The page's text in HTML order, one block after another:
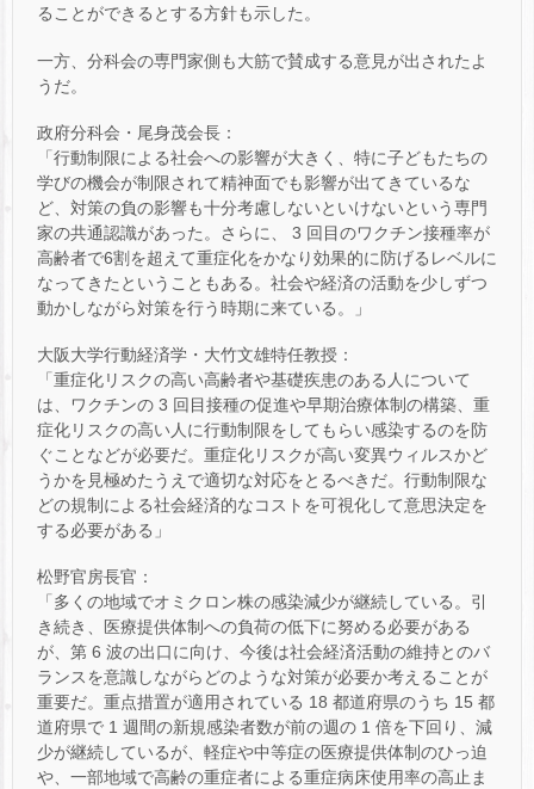
ることができるとする方針も示した。
一方、分科会の専門家側も大筋で賛成する意見が出されたよ
うだ。
政府分科会・尾身茂会長：
「行動制限による社会への影響が大きく、特に子どもたちの
学びの機会が制限されて精神面でも影響が出てきているな
ど、対策の負の影響も十分考慮しないといけないという専門
家の共通認識があった。さらに、 3 回目のワクチン接種率が
高齢者で6割を超えて重症化をかなり効果的に防げるレベルに
なってきたということもある。社会や経済の活動を少しずつ
動かしながら対策を行う時期に来ている。」
大阪大学行動経済学・大竹文雄特任教授：
「重症化リスクの高い高齢者や基礎疾患のある人について
は、ワクチンの 3 回目接種の促進や早期治療体制の構築、重
症化リスクの高い人に行動制限をしてもらい感染するのを防
ぐことなどが必要だ。重症化リスクが高い変異ウィルスかど
うかを見極めたうえで適切な対応をとるべきだ。行動制限な
どの規制による社会経済的なコストを可視化して意思決定を
する必要がある」
松野官房長官：
「多くの地域でオミクロン株の感染減少が継続している。引
き続き、医療提供体制への負荷の低下に努める必要がある
が、第 6 波の出口に向け、今後は社会経済活動の維持とのバ
ランスを意識しながらどのような対策が必要か考えることが
重要だ。重点措置が適用されている 18 都道府県のうち 15 都
道府県で 1 週間の新規感染者数が前の週の 1 倍を下回り、減
少が継続しているが、軽症や中等症の医療提供体制のひっ迫
や、一部地域で高齢の重症者による重症病床使用率の高止ま